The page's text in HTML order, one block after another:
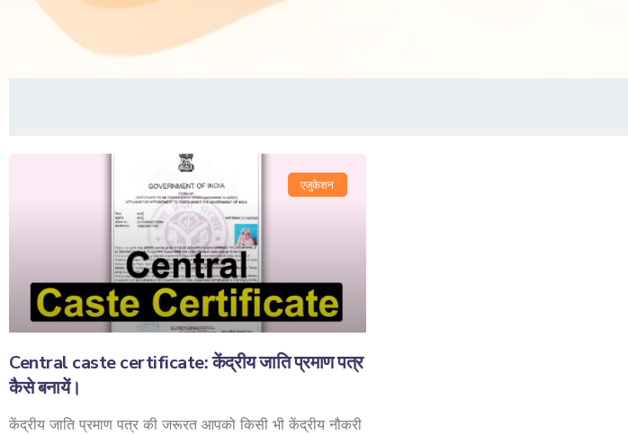
एजुकेशन
Central caste certificate: केंद्रीय जाति प्रमाण पत्र
कैसे बनायें।
केंद्रीय जाति प्रमाण पत्र की जरूरत आपको किसी भी केंद्रीय नौकरी